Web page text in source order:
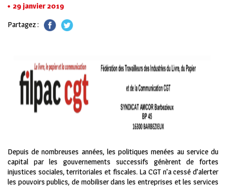
29 janvier 2019
Partagez :
Depuis de nombreuses années, les politiques menées au service du
capital par les gouvernements successifs génèrent de fortes
injustices sociales, territoriales et fiscales. La CGT n’a cessé d’alerter
les pouvoirs publics, de mobiliser dans les entreprises et les services